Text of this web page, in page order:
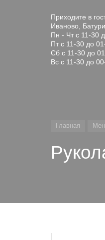
Приходите в
Иваново,
Пн - Чт с 11-30
Пт с 11-30 до
Сб с 11-30 до
Вс с 11-30 до
Главная